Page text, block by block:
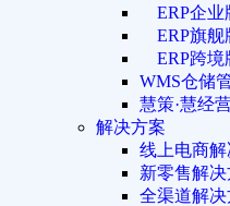
ERP企业
ERP旗舰
ERP跨境
WMS仓储
慧策·慧经
解决方案
线上电商解
新零售解决
全渠道解决